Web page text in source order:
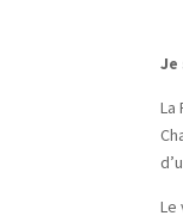
Je
La
Le